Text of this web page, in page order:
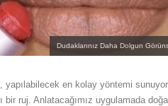
Dudaklarınız Daha Dolgun
yapılabilecek en kolay yöntemi
ruj. Anlatacağımız uygulamada